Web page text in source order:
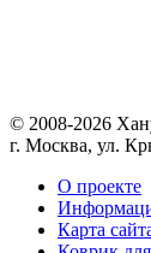
© 2008-2026
г. Москва, ул.
O проекте
Карта